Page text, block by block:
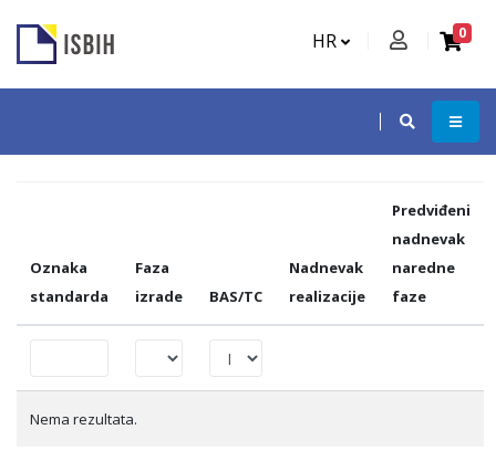
HR 0
Oznaka
standarda
Faza
izrade
BAS/TC
Nadnevak
realizacije
Predviđeni
nadnevak
naredne
faze
Nema rezultata.